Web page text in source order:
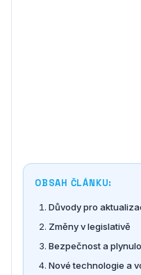
OBSAH ČLÁNKU:
Důvody pro
Změny v legislativě
Bezpečnost a
Nové technologie a